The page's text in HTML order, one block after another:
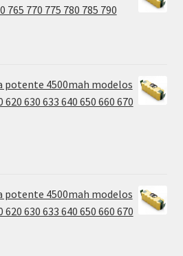
765 770 775 780 785 790
potente 4500mah modelos
630 633 640 650 660 670
potente 4500mah modelos
630 633 640 650 660 670